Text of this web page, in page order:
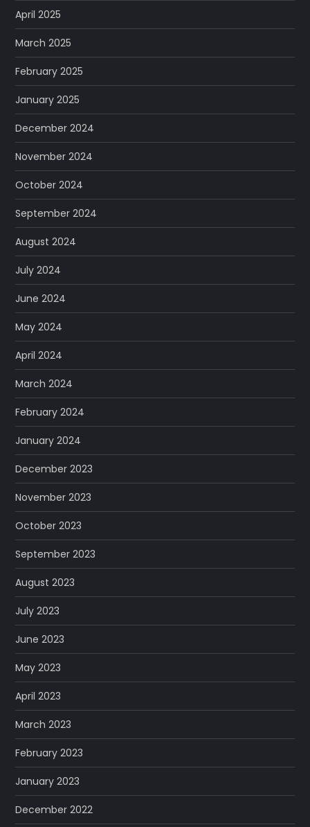
April 2025
March 2025
February 2025
January 2025
December 2024
November 2024
October 2024
September 2024
August 2024
July 2024
June 2024
May 2024
April 2024
March 2024
February 2024
January 2024
December 2023
November 2023
October 2023
September 2023
August 2023
July 2023
June 2023
May 2023
April 2023
March 2023
February 2023
January 2023
December 2022